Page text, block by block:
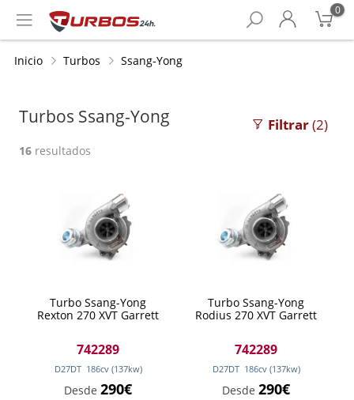
0
Inicio Turbos Ssang-Yong
Turbos Ssang-Yong Filtrar(2)
16 resultados
Turbo Ssang-Yong
Rexton 270 XVT Garrett
742289
D27DT 186cv (137kw)
Desde 290€
Turbo Ssang-Yong
Rodius 270 XVT Garrett
742289
D27DT 186cv (137kw)
Desde 290€